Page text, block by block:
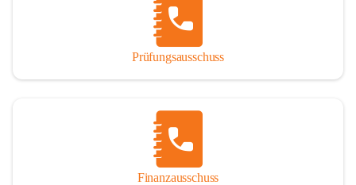
Prüfungsausschuss
Finanzausschuss